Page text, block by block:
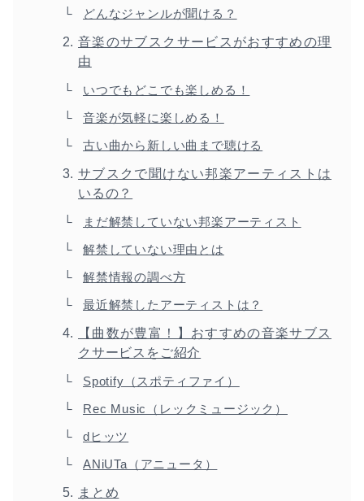
どんなジャンルが聞ける？
音楽のサブスクサービスがおすすめの理
由
いつでもどこでも楽しめる！
音楽が気軽に楽しめる！
古い曲から新しい曲まで聴ける
サブスクで聞けない邦楽アーティストは
いるの？
まだ解禁していない邦楽アーティスト
解禁していない理由とは
解禁情報の調べ方
最近解禁したアーティストは？
【曲数が豊富！】おすすめの音楽サブス
クサービスをご紹介
Spotify（スポティファイ）
Rec Music（レックミュージック）
dヒッツ
ANiUTa（アニュータ）
まとめ